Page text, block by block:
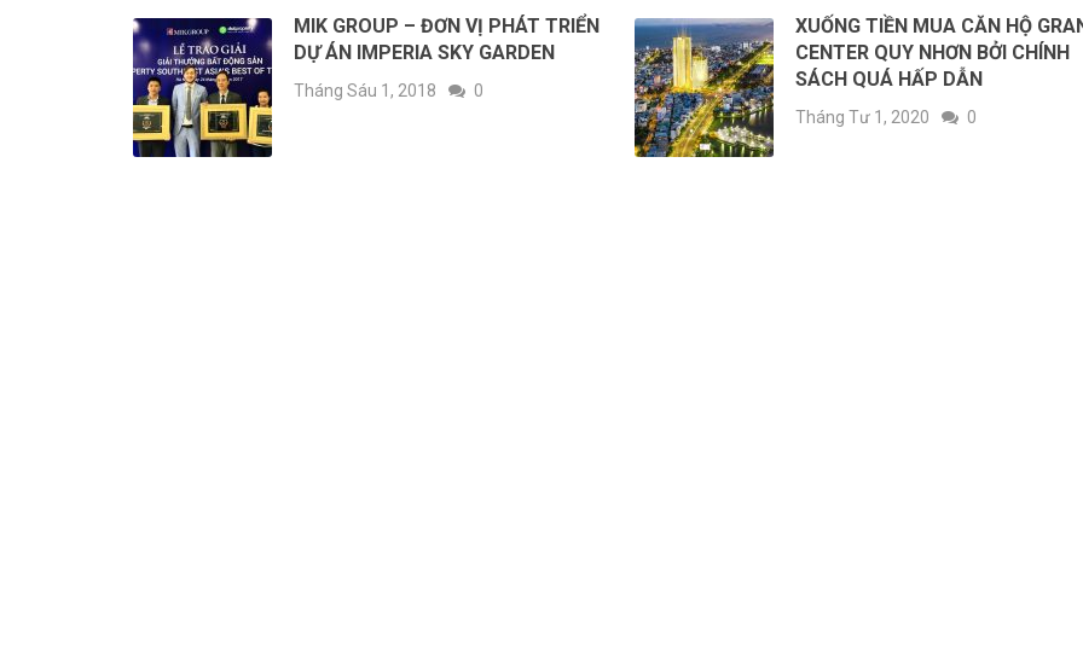
MIK GROUP – ĐƠN VỊ PHÁT TRIỂN
DỰ ÁN IMPERIA SKY GARDEN
Tháng Sáu 1, 2018 0
XUỐNG TIỀN MUA CĂN HỘ
CENTER QUY NHƠN BỞI CHÍNH
SÁCH QUÁ HẤP DẪN
Tháng Tư 1, 2020 0